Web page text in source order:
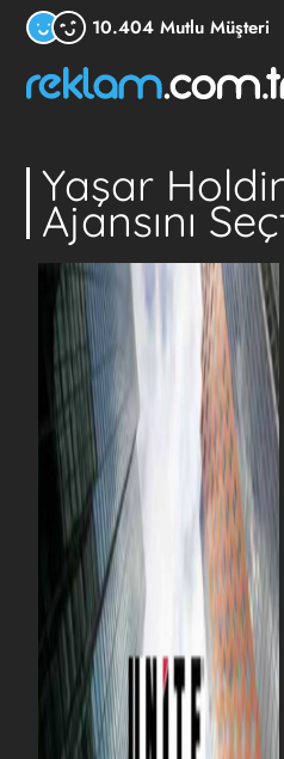
10.404 Mutlu Müşteri
Yaşar
Ajansını